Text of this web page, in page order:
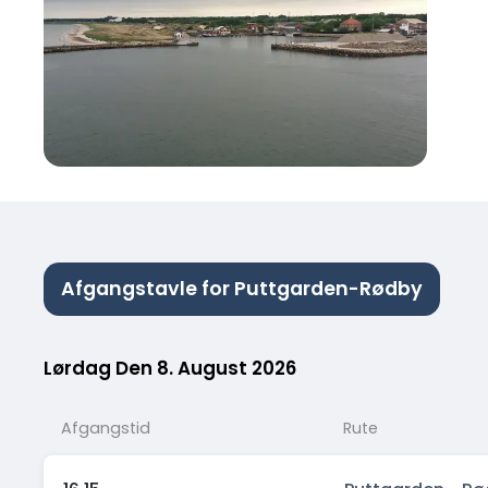
Afgangstavle for Puttgarden-Rødby
Lørdag Den 8. August 2026
Afgangstid Rute